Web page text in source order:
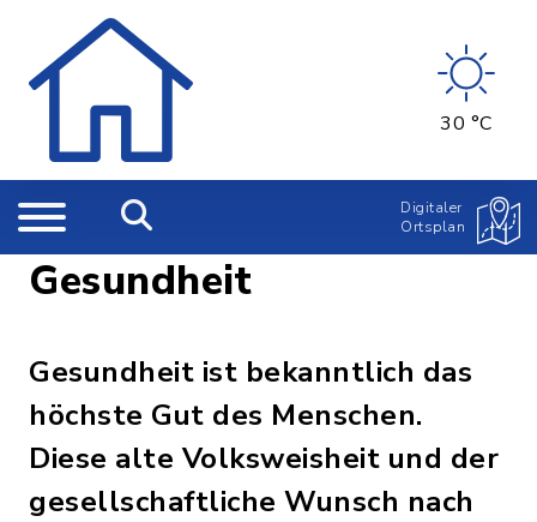
30 °C
Digitaler
Ortsplan
Gesundheit
Gesundheit ist bekanntlich das
höchste Gut des Menschen.
Diese alte Volksweisheit und der
gesellschaftliche Wunsch nach